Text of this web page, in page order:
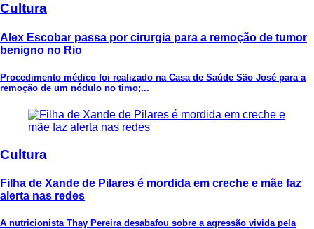
Cultura
Alex Escobar passa por cirurgia para a remoção de tumor
benigno no Rio
Procedimento médico foi realizado na Casa de Saúde São José para a
remoção de um nódulo no timo;...
Cultura
Filha de Xande de Pilares é mordida em creche e mãe faz
alerta nas redes
A nutricionista Thay Pereira desabafou sobre a agressão vivida pela